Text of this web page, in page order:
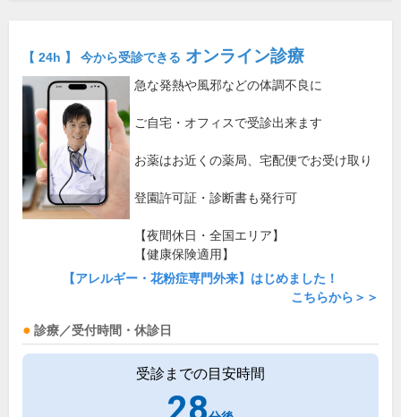
【 24h 】 今から受診できる オンライン診療
急な発熱や風邪などの体調不良に
ご自宅・オフィスで受診出来ます
お薬はお近くの薬局、宅配便でお受け取り
登園許可証・診断書も発行可
【夜間休日・全国エリア】
【健康保険適用】
【アレルギー・花粉症専門外来】はじめました！
こちらから＞＞
診療／受付時間・休診日
受診までの目安時間